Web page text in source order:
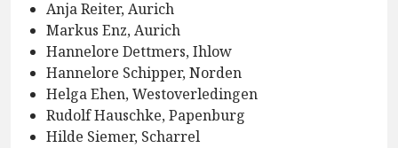
Anja Reiter, Aurich
Markus Enz, Aurich
Hannelore Dettmers, Ihlow
Hannelore Schipper, Norden
Helga Ehen, Westoverledingen
Rudolf Hauschke, Papenburg
Hilde Siemer, Scharrel